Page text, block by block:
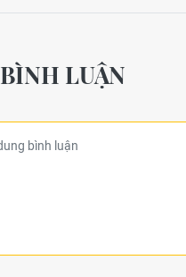
BÌNH LUẬN